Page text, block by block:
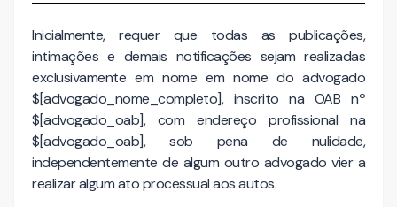
Inicialmente, requer que todas as publicações,
intimações e demais notificações sejam realizadas
exclusivamente em nome em nome do advogado
$[advogado_nome_completo], inscrito na OAB nº
$[advogado_oab], com endereço profissional na
$[advogado_oab], sob pena de nulidade,
independentemente de algum outro advogado vier a
realizar algum ato processual aos autos.